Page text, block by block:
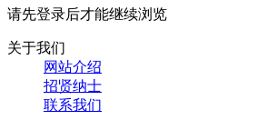
请先登录后才能继续浏览
关于我们
网站介绍
招贤纳士
联系我们